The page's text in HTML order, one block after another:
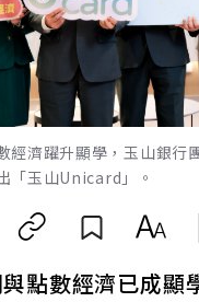
經濟躍升顯學，玉山銀行
「玉山Unicard」。
點數經濟已成顯